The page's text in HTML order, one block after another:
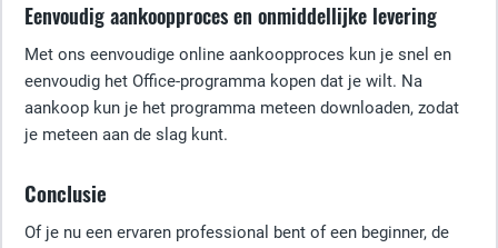
Eenvoudig aankoopproces en onmiddellijke levering
Met ons eenvoudige online aankoopproces kun je snel en
eenvoudig het Office-programma kopen dat je wilt. Na
aankoop kun je het programma meteen downloaden, zodat
je meteen aan de slag kunt.
Conclusie
Of je nu een ervaren professional bent of een beginner, de